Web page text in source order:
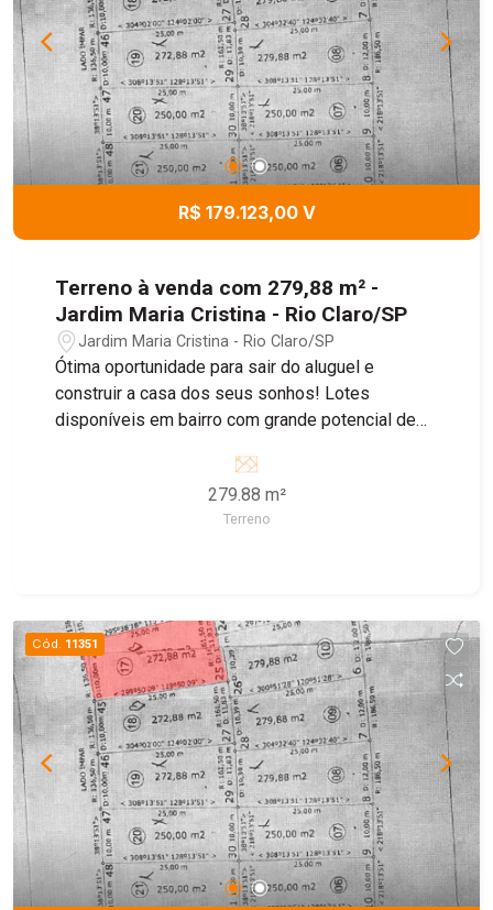
R$ 179.123,00 V
Terreno à venda com 279,88 m² -
Jardim Maria Cristina - Rio Claro/SP
Jardim Maria Cristina - Rio Claro/SP
Ótima oportunidade para sair do aluguel e
construir a casa dos seus sonhos! Lotes
disponíveis em bairro com grande potencial de
279.88 m²
Terreno
Cód. 11351